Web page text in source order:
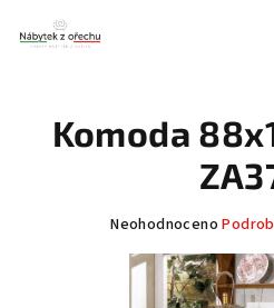
obsah
Komoda
Průměrné
produktu
Neohodnoceno